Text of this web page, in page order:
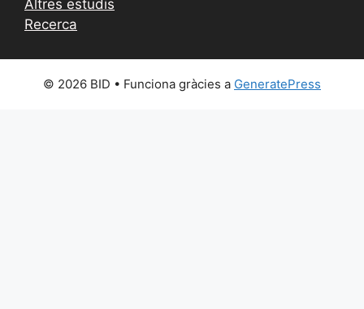
Altres estudis
Recerca
© 2026 BID • Funciona gràcies a GeneratePress